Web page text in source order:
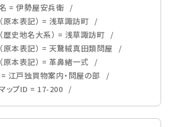
= 伊勢屋安兵衛
原本表記） = 浅草諏訪町
歴史地名大系） = 浅草諏訪町
原本表記） = 天鵞絨真田類問屋
原本表記） = 革鼻緒一式
江戸独買物案内・問屋の部
ップID = 17-200